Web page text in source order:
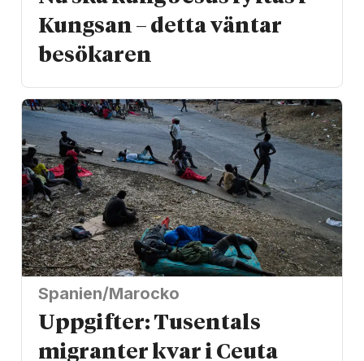
Kungsan – detta väntar
besökaren
Spanien/Marocko
Uppgifter: Tusentals
migranter kvar i Ceuta